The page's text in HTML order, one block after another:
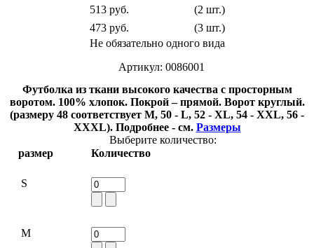
513 руб.
(2 шт.)
473 руб.
(3 шт.)
Не обязательно одного вида
Артикул: 0086001
Футболка из ткани высокого качества с просторным
воротом. 100% хлопок. Покрой – прямой. Ворот круглый.
(размеру 48 соответствует M, 50 - L, 52 - XL, 54 - XXL, 56 -
XXXL). Подробнее - см. Размеры
Выберите количество:
размер
Количество
S
M